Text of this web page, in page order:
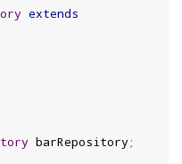
extends
barRepository;